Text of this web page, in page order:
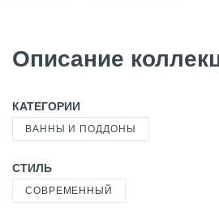
Описание
КАТЕГОРИИ
ВАННЫ И ПОДДОНЫ
СТИЛЬ
СОВРЕМЕННЫЙ